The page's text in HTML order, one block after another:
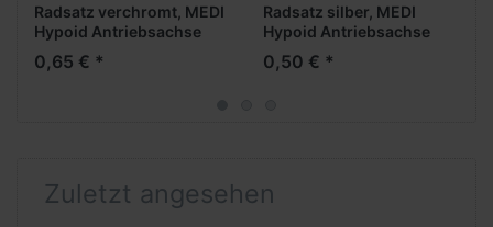
Radsatz verchromt, MEDI
Hypoid Antriebsachse
0,65 € *
Radsatz silber, MEDI
Hypoid Antriebsachse
0,50 € *
Zuletzt angesehen